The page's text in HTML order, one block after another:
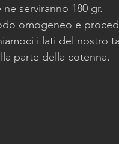
serviranno 180 gr.
omogeneo e
i lati del nostro
parte della cotenna.